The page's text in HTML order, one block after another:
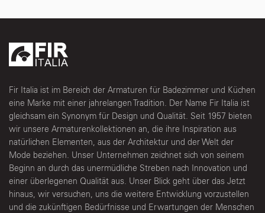
Fir Italia ist im Bereich der Armaturen für Badezimmer und Küchen
eine Marke mit einer jahrelangen Tradition. Der Name Fir Italia ist
gleichsam ein Synonym für Design und Qualität. Seit 1957 bieten
wir unsere Armaturenkollektionen an, die ihre Inspiration aus
natürlichen Elementen, aus der Architektur und der Welt der
Mode beziehen. Unser Unternehmen zeichnet sich von seinem
Beginn an durch das unermüdliche Streben nach Innovation und
einer überlegenen Qualität aus. Unser Blick geht über das Jetzt
hinaus, wir versuchen, uns die weitere Entwicklung vorzustellen
und die zukünftigen Bedürfnisse und Erwartungen der Menschen